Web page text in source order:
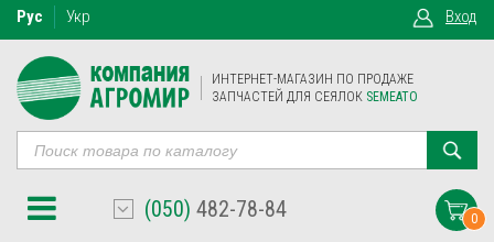
Рус Укр Вход
ИНТЕРНЕТ-МАГАЗИН ПО ПРОДАЖЕ
ЗАПЧАСТЕЙ ДЛЯ СЕЯЛОК SEMEATO
(050) 482-78-84 0